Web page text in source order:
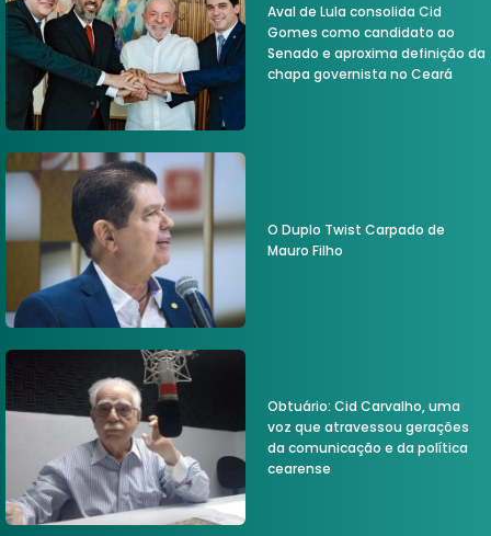
Aval de Lula consolida Cid
Gomes como candidato ao
Senado e aproxima definição da
chapa governista no Ceará
O Duplo Twist Carpado de
Mauro Filho
Obtuário: Cid Carvalho, uma
voz que atravessou gerações
da comunicação e da política
cearense